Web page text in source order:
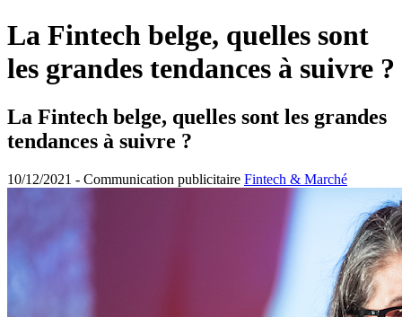
La Fintech belge, quelles sont
les grandes tendances à suivre ?
La Fintech belge, quelles sont les grandes
tendances à suivre ?
10/12/2021 - Communication publicitaire Fintech & Marché